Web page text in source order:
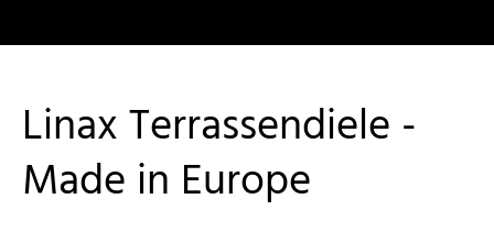
Linax Terrassendiele -
Made in Europe